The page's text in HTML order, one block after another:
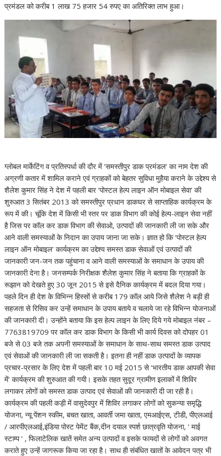
प्रमंडल को करीब 1 लाख 75 हजार 54 रुपए का अतिरिक्त लाभ हुआ।
ग्लोबल मार्केटिंग व प्रतिस्पर्धा की दौर में ‘समस्तीपुर डाक प्रमंडल’ का नाम देश की
अग्रणी कतार में शामिल कराने एवं ग्राहकों को बेहतर सुविधा मुहैया कराने के उद्देश्य से
शैलेश कुमार सिंह ने देश में पहली बार ‘पोस्टल हेल्प लाइन ऑन मोबाइल सेवा’ की
शुरुआत 3 सितंबर 2013 को समस्तीपुर प्रधान डाकघर से साप्ताहिक कार्यक्रम के
रूप में की। चूंकि देश में किसी भी स्तर पर डाक विभाग की कोई हेल्प-लाइन सेवा नहीं
है जिस पर कॉल कर डाक विभाग की सेवाओ, उत्पादों की जानकारी ली जा सके और
आने वाली समस्याओं के निदान का उपाय जाना जा सके। ज्ञात हो कि ‘पोस्टल हेल्प
लाइन ऑन मोबाइल’ कार्यक्रम का उद्देश्य समस्त डाक सेवाओं एवं उत्पादों की
जानकारी जन-जन तक पहुंचाना व आने वाली समस्याओं के समाधान के उपाय की
जानकारी देना है। जनसम्पर्क निरीक्षक शैलेश कुमार सिंह ने बताया कि ग्राहकों के
रूझान को देखते हुए 30 जून 2015 से इसे दैनिक कार्यक्रम में बदल दिया गया।
पहले दिन ही देश के विभिन्न हिस्सों से करीब 179 कॉल आये जिसे शैलेश ने बड़ी ही
सहजता से रिसिव कर उन्हें समाधान के उपाय बताये व चलाये जा रहे विभिन्न योजनाओं
की जानकारी दी। उन्होंने बताया कि इस हेल्प लाइन के लिए दिये गये मोबाइल नंबर –
7763819709 पर कॉल कर डाक विभाग के किसी भी कार्य दिवस को दोपहर 01
बजे से 03 बजे तक अपनी समस्याओं के समाधान के साथ-साथ समस्त डाक उत्पाद
एवं सेवाओं की जानकारी ली जा सकती है। इतना ही नहीं डाक उत्पादों के व्यापक
प्रचार-प्रसार के लिए देश में पहली बार 10 मई 2015 से ‘भारतीय डाक आपकी सेवा
में’ कार्यक्रम की शुरुआत की गयी। इसके तहत सुदूर ग्रामीण इलाकों में शिविर
लगाकर लोगों को समस्त डाक उत्पाद एवं सेवाओं की जानकारी दी जा रही है।
कार्यक्रम की पहली कड़ी में वासुदेवपुर में शिविर लगाकर लोगों को सुकन्या समृद्धि
योजना, न्यू पेंशन स्कीम, बचत खाता, आवर्ती जमा खाता, एमआईएस, टीडी, पीएलआई
/ आरपीएलआई,इंडिया पोस्ट पेमेंट बैंक,दीन दयाल स्पर्श छात्रवृति योजना, ‘ माई
स्टाम्प ‘ , फिलाटेलिक खातें समेत अन्य उत्पादों व इसके फायदों से लोगों को अवगत
कराते हुए उन्हें जागरूक किया जा रहा है। साथ ही संबंधित खातों के आवेदन पत्र भी